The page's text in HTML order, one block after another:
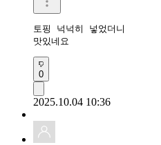
토핑 넉넉히 넣었더니
맛있네요
0
2025.10.04 10:36